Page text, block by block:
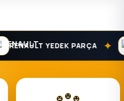
RENAULT YEDEK PARÇA ✦